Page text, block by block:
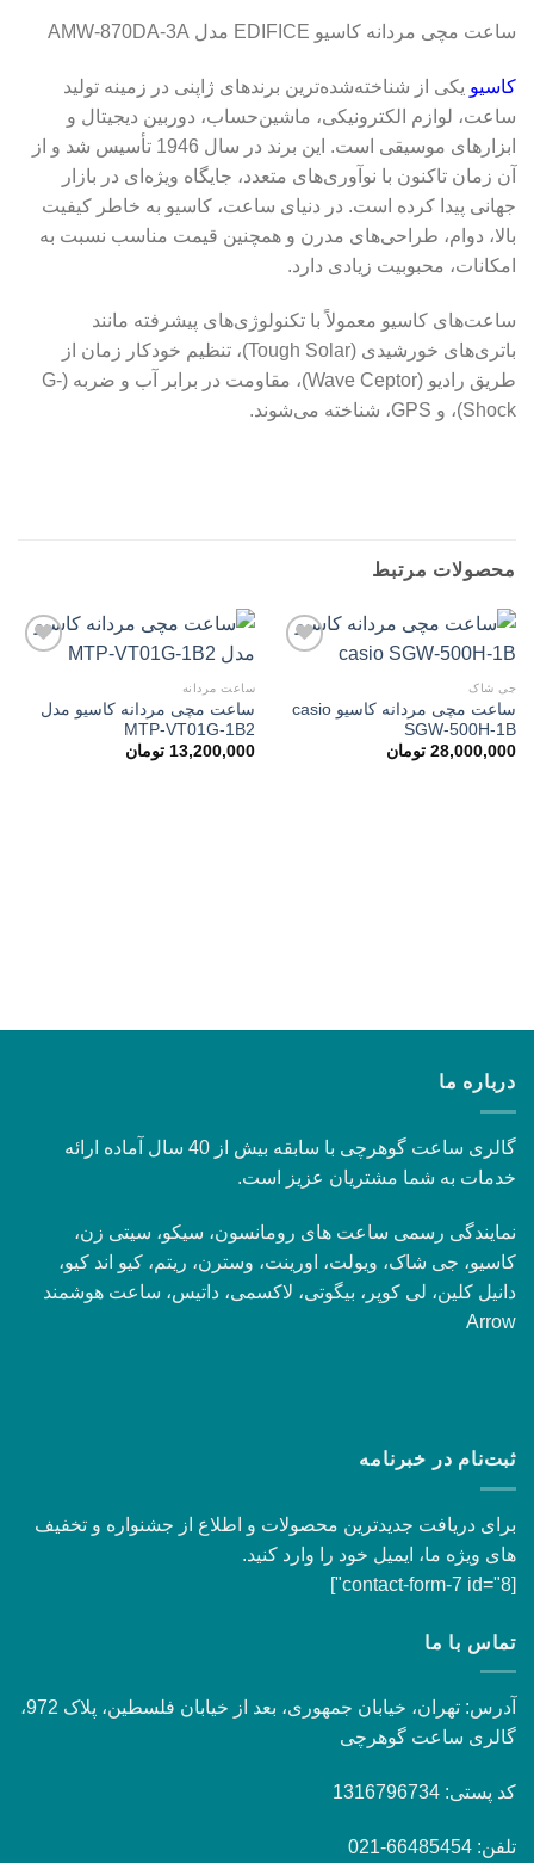
ساعت مچی مردانه کاسیو EDIFICE مدل AMW-870DA-3A
کاسیو یکی از شناخته‌شده‌ترین برندهای ژاپنی در زمینه تولید
ساعت، لوازم الکترونیکی، ماشین‌حساب، دوربین دیجیتال و
ابزارهای موسیقی است. این برند در سال 1946 تأسیس شد و از
آن زمان تاکنون با نوآوری‌های متعدد، جایگاه ویژه‌ای در بازار
جهانی پیدا کرده است. در دنیای ساعت، کاسیو به خاطر کیفیت
بالا، دوام، طراحی‌های مدرن و همچنین قیمت مناسب نسبت به
امکانات، محبوبیت زیادی دارد.
ساعت‌های کاسیو معمولاً با تکنولوژی‌های پیشرفته مانند
باتری‌های خورشیدی (Tough Solar)، تنظیم خودکار زمان از
طریق رادیو (Wave Ceptor)، مقاومت در برابر آب و ضربه (G-
Shock)، و GPS، شناخته می‌شوند.
محصولات مرتبط
افزودن
جی شاک
ساعت مچی مردانه کاسیو casio
SGW-500H-1B
28,000,000 تومان
افزودن
ساعت مردانه
ساعت مچی مردانه کاسیو مدل
MTP-VT01G-1B2
13,200,000 تومان
درباره ما
گالری ساعت گوهرچی با سابقه بیش از 40 سال آماده ارائه
خدمات به شما مشتریان عزیز است.
نمایندگی رسمی ساعت های رومانسون، سیکو، سیتی زن،
کاسیو، جی شاک، ویولت، اورینت، وسترن، ریتم، کیو اند کیو،
دانیل کلین، لی کوپر، بیگوتی، لاکسمی، داتیس، ساعت هوشمند
Arrow
ثبت‌نام در خبرنامه
برای دریافت جدیدترین محصولات و اطلاع از جشنواره و تخفیف
های ویژه ما، ایمیل خود را وارد کنید.
[contact-form-7 id="8"]
تماس با ما
آدرس: تهران، خیابان جمهوری، بعد از خیابان فلسطین، پلاک 972،
گالری ساعت گوهرچی
کد پستی: 1316796734
تلفن: 66485454-021